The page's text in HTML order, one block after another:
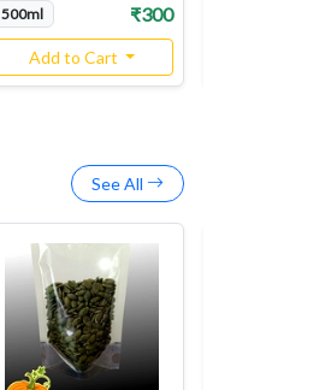
500ml ₹300
Add to Cart
See All